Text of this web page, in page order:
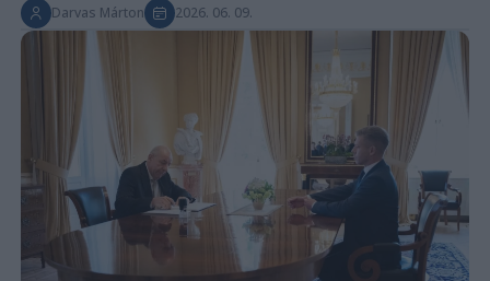
Darvas Márton 2026. 06. 09.